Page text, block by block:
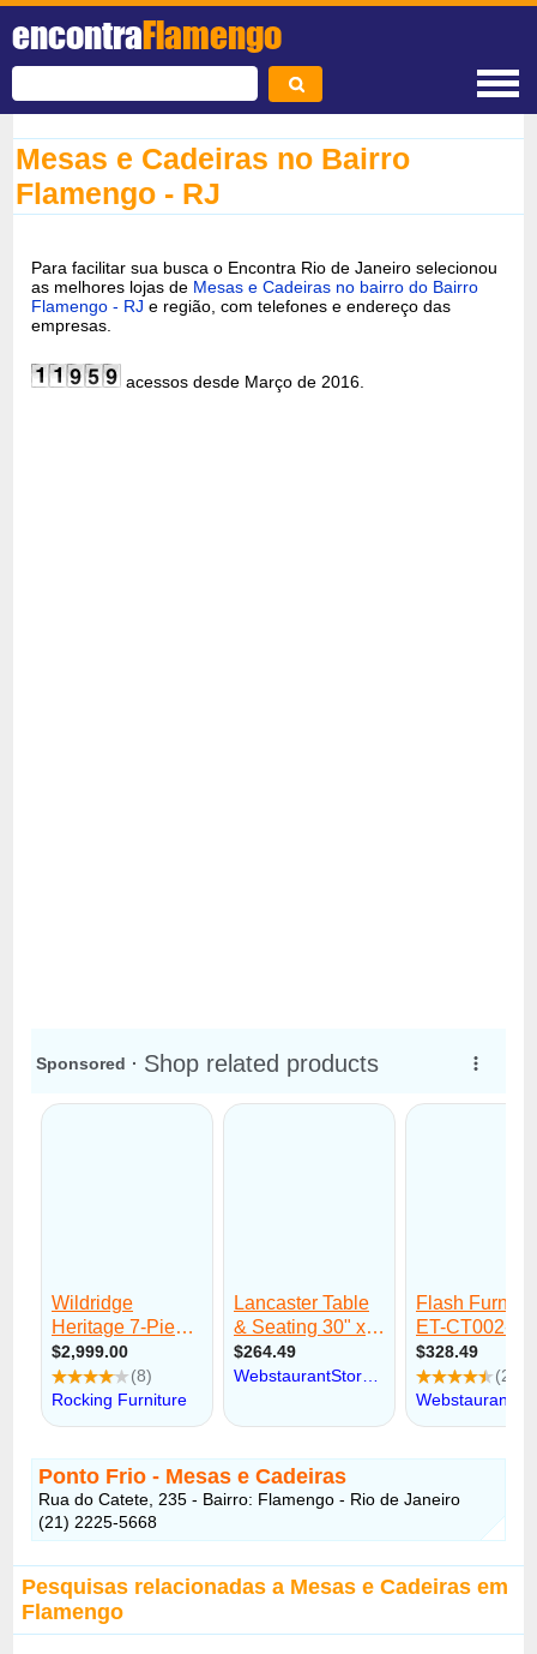
encontraFlamengo
Mesas e Cadeiras no Bairro
Flamengo - RJ
Para facilitar sua busca o Encontra Rio de Janeiro selecionou
as melhores lojas de Mesas e Cadeiras no bairro do Bairro
Flamengo - RJ e região, com telefones e endereço das
empresas.
acessos desde Março de 2016.
Ponto Frio - Mesas e Cadeiras
Rua do Catete, 235 - Bairro: Flamengo - Rio de Janeiro
(21) 2225-5668
Pesquisas relacionadas a Mesas e Cadeiras em
Flamengo